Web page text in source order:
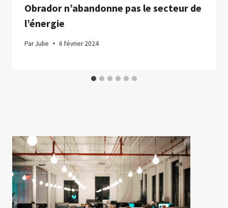
Obrador n’abandonne pas le secteur de
l’énergie
ParJulie 6 février 2024